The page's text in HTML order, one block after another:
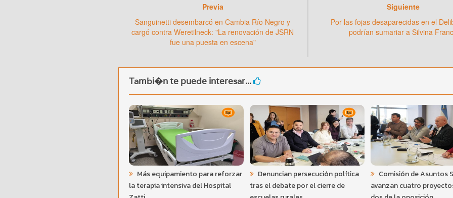
Previa
Sanguinetti desembarcó en Cambia Río Negro y
cargó contra Weretilneck: "La renovación de JSRN
fue una puesta en escena"
Siguiente
Por las fojas desaparecidas en el
podrían sumariar a Silvina
Tambi�n te puede interesar...
Más equipamiento para reforzar
la terapia intensiva del Hospital
Denuncian persecución política
tras el debate por el cierre de
Comisión de Asuntos
avanzan cuatro